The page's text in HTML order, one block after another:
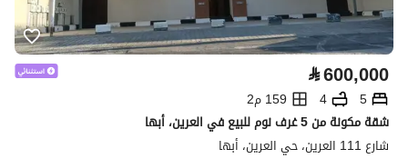
⃁600,000
5
4
159 م2
شقة مكونة من 5 غرف نوم للبيع في العرين، أبها
شارع 111 العرين، حي العرين، أبها